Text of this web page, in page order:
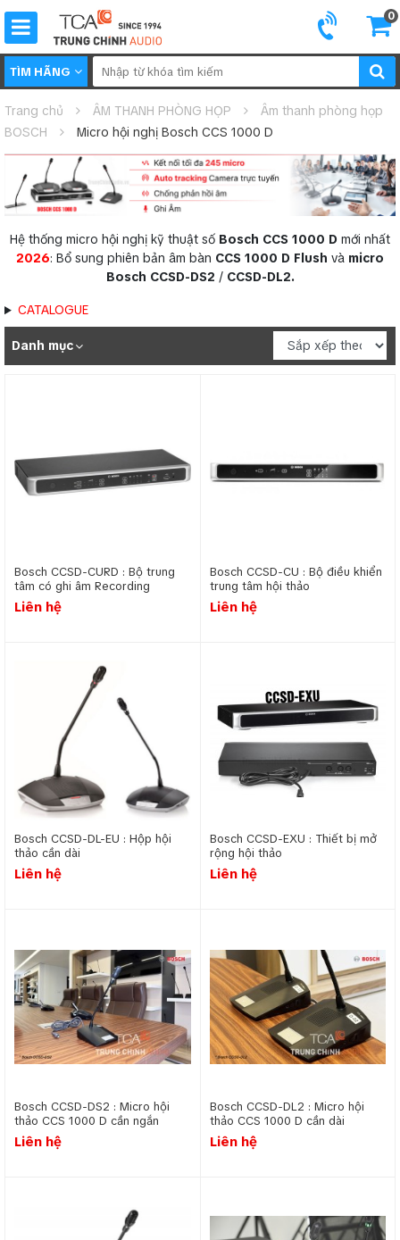
0
TÌM HÃNG
Trang chủ ÂM THANH PHÒNG HỌP
Âm thanh phòng họp
BOSCH
Micro hội nghị Bosch CCS 1000 D
Hệ thống micro hội nghị kỹ thuật số Bosch CCS 1000 D mới nhất
2026: Bổ sung phiên bản âm bàn CCS 1000 D Flush và micro
Bosch CCSD-DS2 / CCSD-DL2.
CATALOGUE
Danh mục
Bosch CCSD-CURD : Bộ trung
tâm có ghi âm Recording
Liên hệ
Bosch CCSD-CU : Bộ điều khiển
trung tâm hội thảo
Liên hệ
Bosch CCSD-DL-EU : Hộp hội
thảo cần dài
Liên hệ
Bosch CCSD-EXU : Thiết bị mở
rộng hội thảo
Liên hệ
Bosch CCSD-DS2 : Micro hội
thảo CCS 1000 D cần ngắn
Liên hệ
Bosch CCSD-DL2 : Micro hội
thảo CCS 1000 D cần dài
Liên hệ